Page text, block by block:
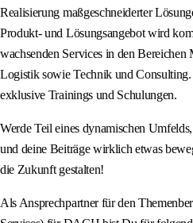
Realisierung maßgeschneiderter
Produkt- und Lösungsangebot wird
wachsenden Services in den
Logistik sowie Technik und
exklusive Trainings und Schulungen.
Werde Teil eines dynamischen
und deine Beiträge wirklich etwas
die Zukunft gestalten!
Als Ansprechpartner für den